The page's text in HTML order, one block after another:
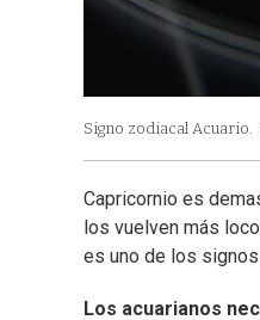
Signo zodiacal Acuario.
Capricornio es
los vuelven más
es uno de los
Los acuarianos